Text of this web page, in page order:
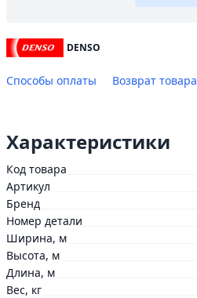
DENSO
Способы оплаты Возврат товара
Характеристики
Код товара
Артикул
Бренд
Номер детали
Ширина, м
Высота, м
Длина, м
Вес, кг